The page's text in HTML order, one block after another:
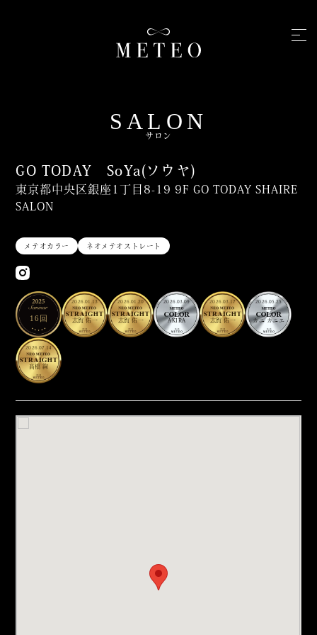
SALON
サロン
GO TODAY SoYa(ソウヤ)
東京都中央区銀座1丁目8-19 9F GO TODAY SHAIRE
SALON
メテオカラー ネオメテオストレート
16回
2026.01.13
志賀 佑一
2026.01.20
志賀 佑一
2026.03.09
AKIRA
2026.03.17
志賀 佑一
2026.05.25
カニ カニエ
2026.07.14
髙橋 絢